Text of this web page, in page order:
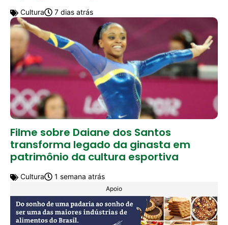
Cultura 7 dias atrás
Filme sobre Daiane dos Santos
transforma legado da ginasta em
patrimônio da cultura esportiva
Cultura 1 semana atrás
Apoio